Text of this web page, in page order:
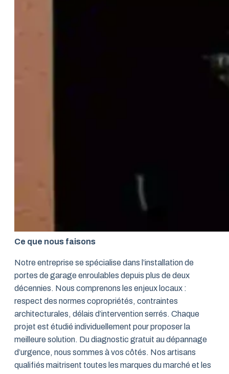
Ce que nous faisons
Notre entreprise se spécialise dans l’installation de
portes de garage enroulables depuis plus de deux
décennies. Nous comprenons les enjeux locaux :
respect des normes copropriétés, contraintes
architecturales, délais d’intervention serrés. Chaque
projet est étudié individuellement pour proposer la
meilleure solution. Du diagnostic gratuit au dépannage
d’urgence, nous sommes à vos côtés. Nos artisans
qualifiés maitrisent toutes les marques du marché et les